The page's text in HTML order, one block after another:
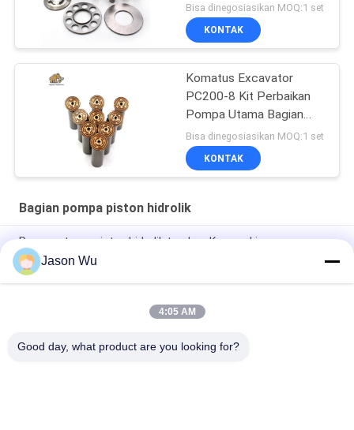
Bisa dinegosiasikan MOQ:1 set
KONTAK
Komatus Excavator
PC200-8 Kit Perbaikan
Pompa Utama Bagian
Pompa Hidraulik Pompa
Piston Layanan
Perbaikan Pemeliharaan
Bisa dinegosiasikan MOQ:1 set
KONTAK
Bagian pompa piston hidrolik
Pompa utama piston hidrolik tandem Kawasaki
K3V112DTP1F9R-9Y14-HV
Pompa piston aksial perpindahan variabel tekanan tinggi
Jason Wu
4:05 AM
Good day, what product are you looking for?